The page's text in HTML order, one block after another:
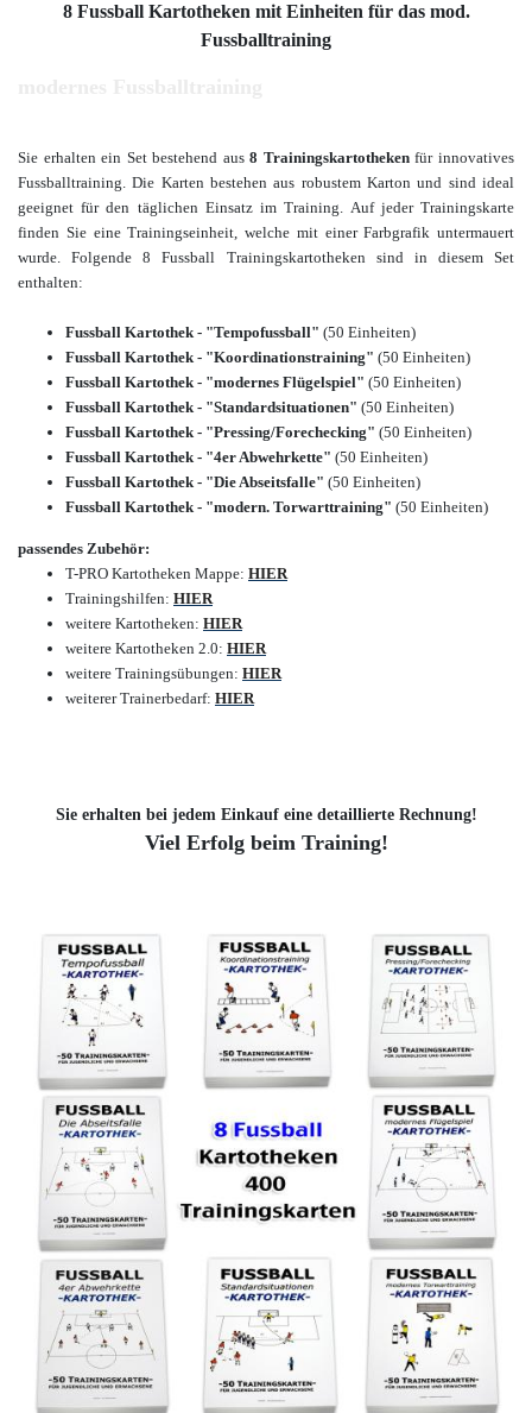
8 Fussball Kartotheken mit Einheiten für das mod.
Fussballtraining
Sie erhalten ein Set bestehend aus8 Trainingskartothekenfür innovatives
Fussballtraining. Die Karten bestehen aus robustem Karton und sind ideal
geeignet für den täglichen Einsatz im Training. Auf jeder Trainingskarte
finden Sie eine Trainingseinheit, welche mit einer Farbgrafik untermauert
wurde. Folgende 8 Fussball Trainingskartotheken sind in diesem Set
enthalten:
Fussball Kartothek - "Tempofussball" (50 Einheiten)
Fussball Kartothek - "Koordinationstraining" (50 Einheiten)
Fussball Kartothek - "modernes Flügelspiel" (50 Einheiten)
Fussball Kartothek - "Standardsituationen" (50 Einheiten)
Fussball Kartothek - "Pressing/Forechecking" (50 Einheiten)
Fussball Kartothek - "4er Abwehrkette" (50 Einheiten)
Fussball Kartothek - "Die Abseitsfalle" (50 Einheiten)
Fussball Kartothek - "modern. Torwarttraining" (50 Einheiten)
passendes Zubehör:
T-PRO Kartotheken Mappe: HIER
Trainingshilfen: HIER
weitere Kartotheken: HIER
weitere Kartotheken 2.0: HIER
weitere Trainingsübungen: HIER
weiterer Trainerbedarf: HIER
Sie erhalten bei jedem Einkauf eine detaillierte Rechnung!
Viel Erfolg beim Training!